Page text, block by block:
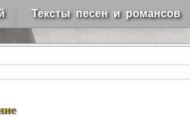
Тексты песен и романсов